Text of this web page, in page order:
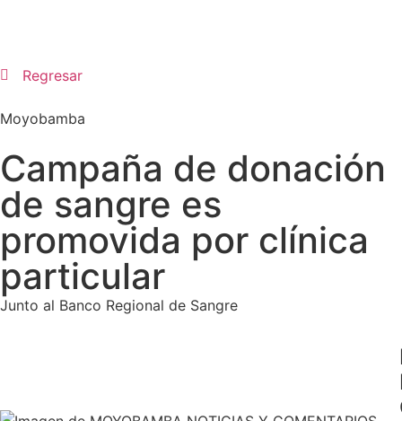
Regresar
Moyobamba
Campaña de donación
de sangre es
promovida por clínica
particular
Junto al Banco Regional de Sangre